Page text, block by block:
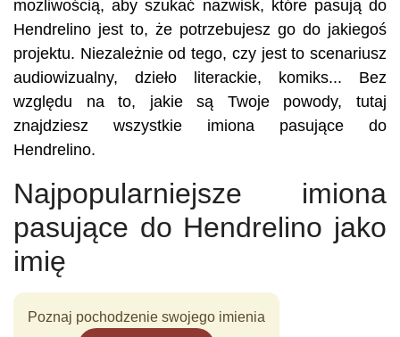
możliwością, aby szukać nazwisk, które pasują do
Hendrelino jest to, że potrzebujesz go do jakiegoś
projektu. Niezależnie od tego, czy jest to scenariusz
audiowizualny, dzieło literackie, komiks... Bez
względu na to, jakie są Twoje powody, tutaj
znajdziesz wszystkie imiona pasujące do
Hendrelino.
Najpopularniejsze imiona
pasujące do Hendrelino jako
imię
Poznaj pochodzenie swojego imienia